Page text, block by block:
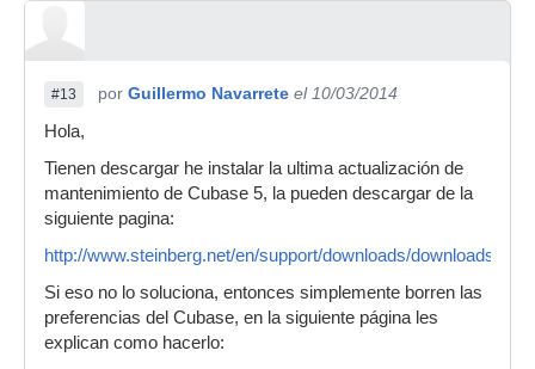
#13 por Guillermo Navarrete el 10/03/2014
Hola,
Tienen descargar he instalar la ultima actualización de
mantenimiento de Cubase 5, la pueden descargar de la
siguiente pagina:
http://www.steinberg.net/en/support/downloads/
Si eso no lo soluciona, entonces simplemente borren las
preferencias del Cubase, en la siguiente página les
explican como hacerlo: